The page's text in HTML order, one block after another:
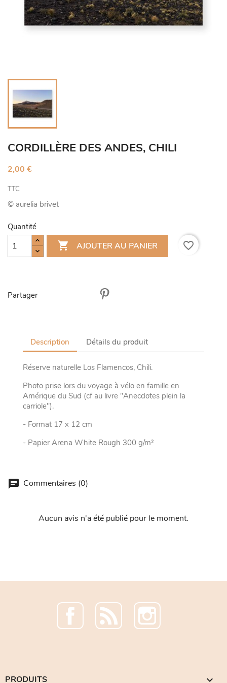
CORDILLÈRE DES ANDES, CHILI
2,00 €
TTC
© aurelia brivet
Quantité
 AJOUTER AU PANIER favorite_border
Partager
Description Détails du produit
Réserve naturelle Los Flamencos, Chili.
Photo prise lors du voyage à vélo en famille en
Amérique du Sud (cf au livre "Anecdotes plein la
carriole").
- Format 17 x 12 cm
- Papier Arena White Rough 300 g/m²
Commentaires (0)
Aucun avis n'a été publié pour le moment.
Facebook Rss Instagram
PRODUITS 